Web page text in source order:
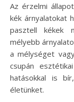
Az érzelmi
kék árnyalatokat
pasztell kékek
mélyebb
a mélységet
csupán
hatásokkal is
életünket.